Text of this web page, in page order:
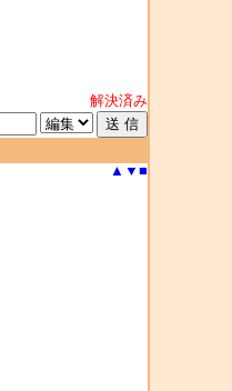
解決済み
▲ ▼ ■